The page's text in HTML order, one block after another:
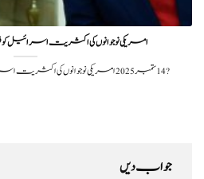
امریکی نوجوانوں کی اکثریت اسرائیل کو
?️ 14 ستمبر 2025امریکی نوجوانوں کی اکثریت اسرائیل کو فوجی امداد کی مخالف: سی این
جواب دیں